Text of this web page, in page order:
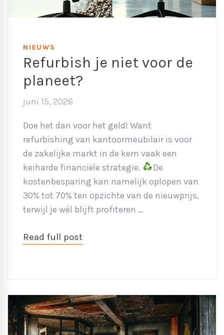
NIEUWS
Refurbish je niet voor de
planeet?
juni 15, 2026
Doe het dan voor het geld! Want
refurbishing van kantoormeubilair is voor
de zakelijke markt in de kern vaak een
keiharde financiële strategie.
De
kostenbesparing kan namelijk oplopen van
30% tot 70% ten opzichte van de nieuwprijs,
terwijl je wél blijft profiteren …
Read full post